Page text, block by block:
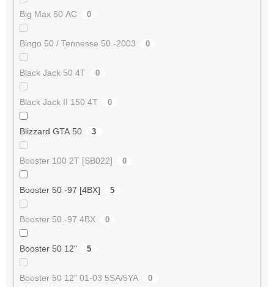
Big Max 50 AC 0
Bingo 50 / Tennesse 50 -2003 0
Black Jack 50 4T 0
Black Jack II 150 4T 0
Blizzard GTA 50 3
Booster 100 2T [SB022] 0
Booster 50 -97 [4BX] 5
Booster 50 -97 4BX 0
Booster 50 12" 5
Booster 50 12" 01-03 5SA/5YA 0